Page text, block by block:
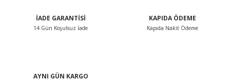
İADE GARANTİSİ
14 Gün Koşulsuz İade
KAPIDA ÖDEME
Kapıda Nakit Ödeme
AYNI GÜN KARGO